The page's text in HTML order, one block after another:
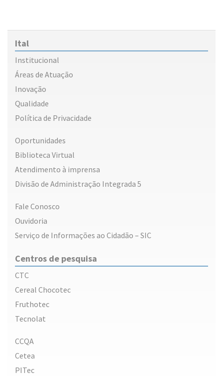
Ital
Institucional
Áreas de Atuação
Inovação
Qualidade
Política de Privacidade
Oportunidades
Biblioteca Virtual
Atendimento à imprensa
Divisão de Administração Integrada 5
Fale Conosco
Ouvidoria
Serviço de Informações ao Cidadão – SIC
Centros de pesquisa
CTC
Cereal Chocotec
Fruthotec
Tecnolat
CCQA
Cetea
PITec